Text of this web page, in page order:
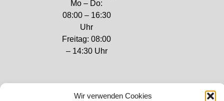
Wir verwenden Cookies
Mo – Do:
08:00 – 16:30
Uhr
Freitag: 08:00
– 14:30 Uhr